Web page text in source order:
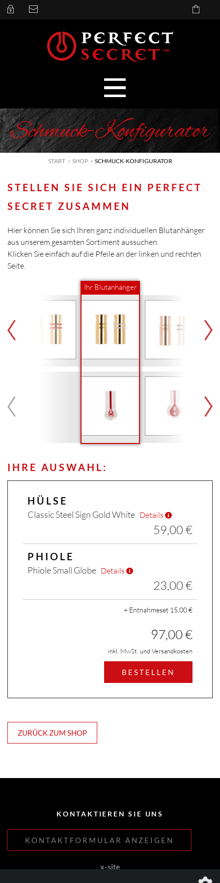
Schmuck-Konfigurator
START SHOP SCHMUCK-KONFIGURATOR
STELLEN SIE SICH EIN PERFECT
SECRET ZUSAMMEN
Hier können Sie sich Ihren ganz individuellen Blutanhänger
aus unserem gesamten Sortiment aussuchen.
Klicken Sie einfach auf die Pfeile an der linken und rechten
Seite.
Ihr Blutanhänger
IHRE AUSWAHL:
HÜLSE
Classic Steel Sign Gold White Details
59,00 €
PHIOLE
Phiole Small Globe Details
23,00 €
+ Entnahmeset 15,00 €
97,00 €
inkl. MwSt. und Versandkosten
BESTELLEN
ZURÜCK ZUM SHOP
KONTAKTIEREN SIE UNS
KONTAKTFORMULAR ANZEIGEN
x-site